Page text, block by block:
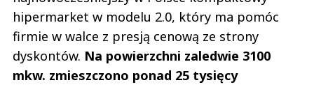
hipermarket w modelu 2.0, który ma pomóc
firmie w walce z presją cenową ze strony
dyskontów. Na powierzchni zaledwie 3100
mkw. zmieszczono ponad 25 tysięcy